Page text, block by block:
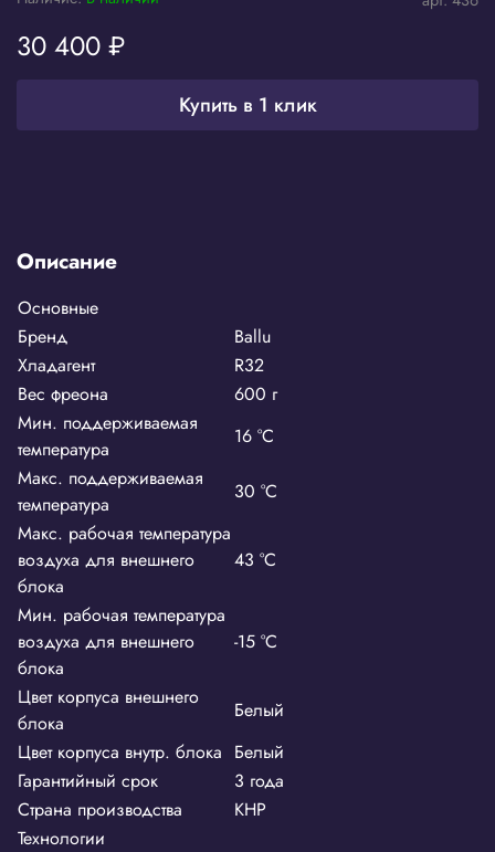
30 400 ₽
Купить в 1 клик
Описание
Основные
Бренд
Ballu
Хладагент
R32
Вес фреона
600 г
Мин. поддерживаемая
температура
16 °С
Макс. поддерживаемая
температура
30 °С
Макс. рабочая температура
воздуха для внешнего
блока
43 °С
Мин. рабочая температура
воздуха для внешнего
блока
-15 °С
Цвет корпуса внешнего
блока
Белый
Цвет корпуса внутр. блока Белый
Гарантийный срок
3 года
Страна производства
КНР
Технологии